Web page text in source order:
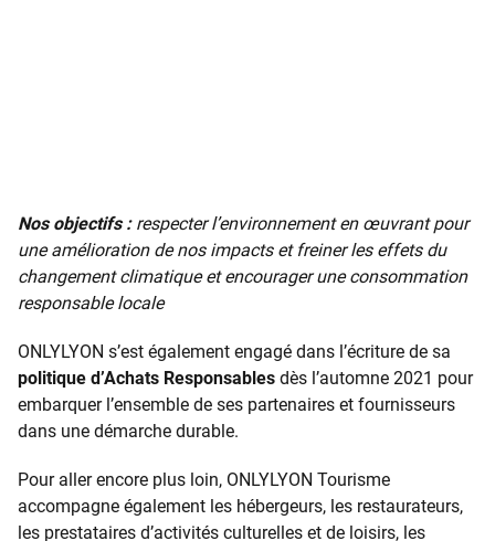
Nos objectifs : respecter l’environnement en œuvrant pour
une amélioration de nos impacts et freiner les effets du
changement climatique et encourager une consommation
responsable locale
ONLYLYON s’est également engagé dans l’écriture de sa
politique d’Achats Responsables dès l’automne 2021 pour
embarquer l’ensemble de ses partenaires et fournisseurs
dans une démarche durable.
Pour aller encore plus loin, ONLYLYON Tourisme
accompagne également les hébergeurs, les restaurateurs,
les prestataires d’activités culturelles et de loisirs, les